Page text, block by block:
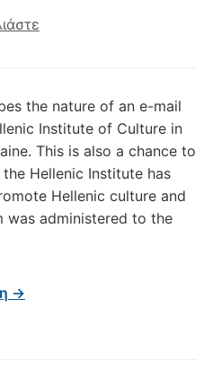
the nature of an e-mail
Institute of Culture in
This is also a chance to
Hellenic Institute has
Hellenic culture and
was administered to the
→